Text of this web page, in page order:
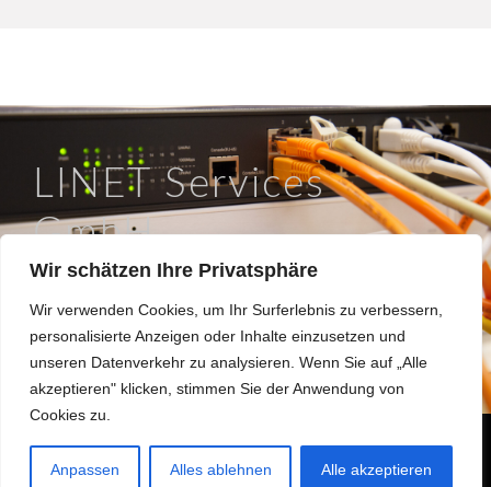
Wir schätzen Ihre Privatsphäre
Wir verwenden Cookies, um Ihr Surferlebnis zu verbessern,
personalisierte Anzeigen oder Inhalte einzusetzen und
unseren Datenverkehr zu analysieren. Wenn Sie auf „Alle
akzeptieren" klicken, stimmen Sie der Anwendung von
Cookies zu.
Anpassen Alles ablehnen Alle akzeptieren
LINET Services
GmbH
So läuft IT in Braunschweig.
Hinter dem Turme 12a, 38114 Braunschweig
0531 / 180508 0
info@linet.de